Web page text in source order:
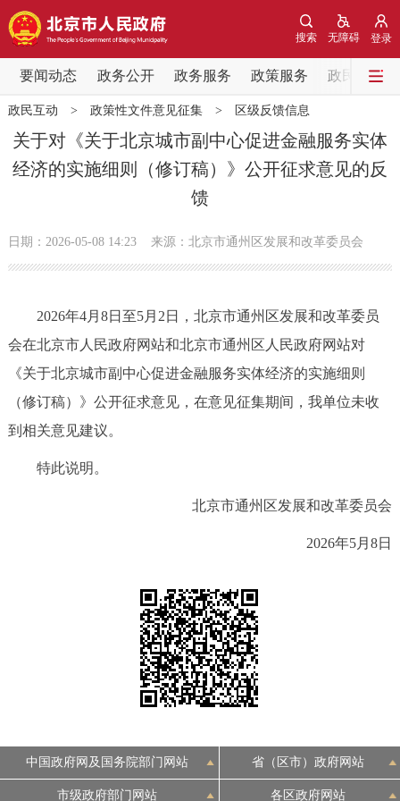
登录
无障碍
搜索
要闻动态 政务公开 政务服务 政策服务 政民互动
要闻动态
党中央精神 国务院信息 中央部委动态
北京要闻 会议信息 部门动态
政务公开
市领导 机构职能 政策服务
政策兑现 政策解读 回应关切
决策公开
政务服务
法人服务 部门服务
阳光政务
12345网上接诉即办 我要咨询
参与调查 在线访谈 图说互动
政民互动 > 政策性文件意见征集> 区级反馈信息
关于对《关于北京城市副中心促进金融服务实体
经济的实施细则（修订稿）》公开征求意见的反
馈
日期：2026-05-08 14:23 来源：北京市通州区发展和改革委员会
2026年4月8日至5月2日，北京市通州区发展和改革委员
会在北京市人民政府网站和北京市通州区人民政府网站对
《关于北京城市副中心促进金融服务实体经济的实施细则
（修订稿）》公开征求意见，在意见征集期间，我单位未收
到相关意见建议。
特此说明。
北京市通州区发展和改革委员会
2026年5月8日
中国政府网及国务院部门网站 省（区市）政府网站
市级政府部门网站 各区政府网站